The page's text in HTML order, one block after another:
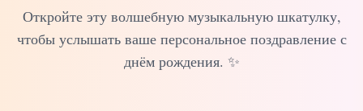
Откройте эту волшебную музыкальную шкатулку,
чтобы услышать ваше персональное поздравление с
днём рождения. ✨